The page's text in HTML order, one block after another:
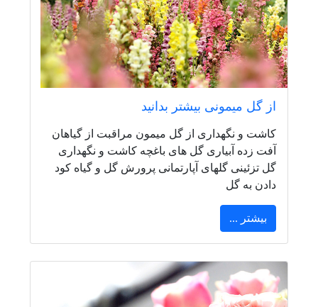
از گل میمونی بیشتر بدانید
کاشت و نگهداری از گل میمون مراقبت از گیاهان
آفت زده آبیاری گل های باغچه کاشت و نگهداری
گل تزئینی گلهای آپارتمانی پرورش گل و گیاه کود
دادن به گل
بیشتر ...